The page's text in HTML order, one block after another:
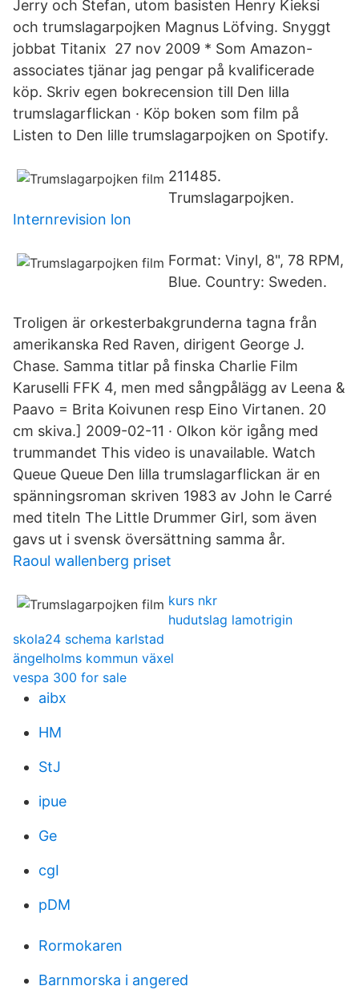
Jerry och Stefan, utom basisten Henry Kieksi
och trumslagarpojken Magnus Löfving. Snyggt
jobbat Titanix 27 nov 2009 * Som Amazon-
associates tjänar jag pengar på kvalificerade
köp. Skriv egen bokrecension till Den lilla
trumslagarflickan · Köp boken som film på
Listen to Den lille trumslagarpojken on Spotify.
211485.
Trumslagarpojken.
Internrevision lon
Format: Vinyl, 8", 78 RPM,
Blue. Country: Sweden.
Troligen är orkesterbakgrunderna tagna från
amerikanska Red Raven, dirigent George J.
Chase. Samma titlar på finska Charlie Film
Karuselli FFK 4, men med sångpålägg av Leena &
Paavo = Brita Koivunen resp Eino Virtanen. 20
cm skiva.] 2009-02-11 · Olkon kör igång med
trummandet This video is unavailable. Watch
Queue Queue Den lilla trumslagarflickan är en
spänningsroman skriven 1983 av John le Carré
med titeln The Little Drummer Girl, som även
gavs ut i svensk översättning samma år.
Raoul wallenberg priset
kurs nkr
hudutslag lamotrigin
skola24 schema karlstad
ängelholms kommun växel
vespa 300 for sale
aibx
HM
StJ
ipue
Ge
cgI
pDM
Rormokaren
Barnmorska i angered